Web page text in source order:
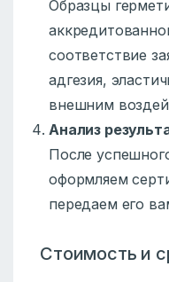
Образцы
соответствие
адгезия,
внешним
Анализ
После
оформляем
передаем его
Стоимость и